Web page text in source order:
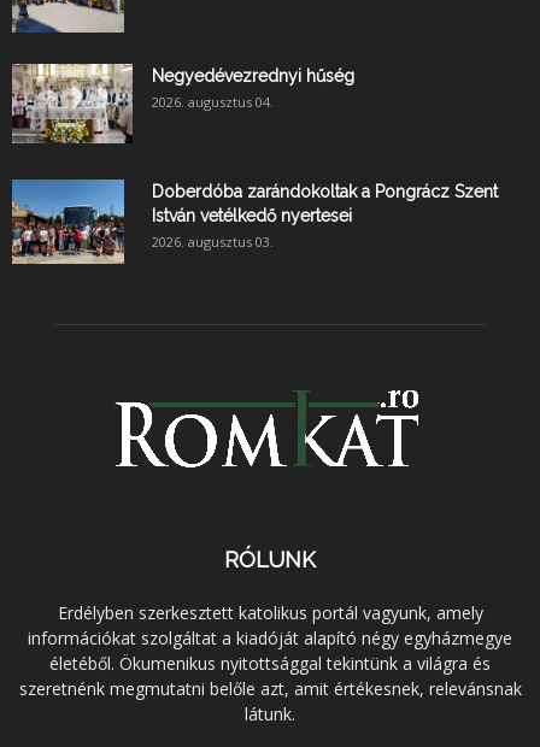
Negyedévezrednyi hűség
2026. augusztus 04.
Doberdóba zarándokoltak a Pongrácz Szent
István vetélkedő nyertesei
2026. augusztus 03.
RÓLUNK
Erdélyben szerkesztett katolikus portál vagyunk, amely
információkat szolgáltat a kiadóját alapító négy egyházmegye
életéből. Ökumenikus nyitottsággal tekintünk a világra és
szeretnénk megmutatni belőle azt, amit értékesnek, relevánsnak
látunk.